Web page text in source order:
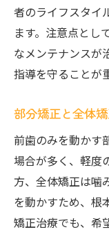
者のライフスタイ
ます。注意点とし
なメンテナンスが
指導を守ることが
部分矯正と全体
前歯のみを動かす
場合が多く、軽度
方、全体矯正は噛
を動かすため、根
矯正治療でも、希